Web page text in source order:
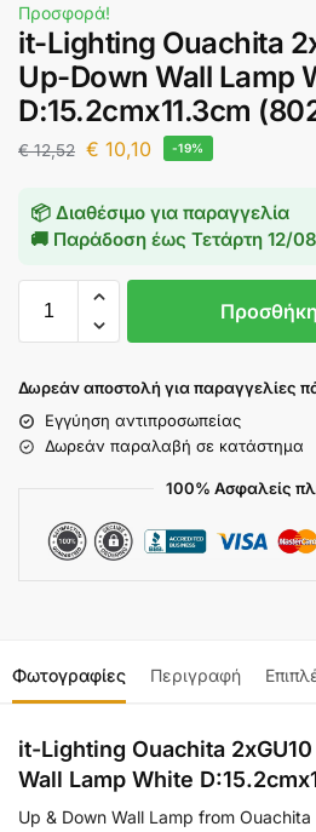
Προσφορά!
it-Lighting Ouachita
Up-Down Wall Lamp
D:15.2cmx11.3cm
€12,52 € 10,10 -19%
📦 Διαθέσιμο για παραγγελία
🚚 Παράδοση έως Τετάρτη 12/08
Δωρεάν αποστολή για παραγγελίες
Εγγύηση αντιπροσωπείας
Δωρεάν παραλαβή σε κατάστημα
100% Ασφαλείς
Φωτογραφίες Περιγραφή
it-Lighting Ouachita
Wall Lamp White
Up & Down Wall Lamp from